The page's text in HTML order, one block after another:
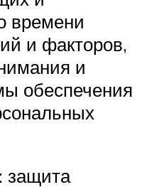
времени
и факторов,
и
обеспечения
защита